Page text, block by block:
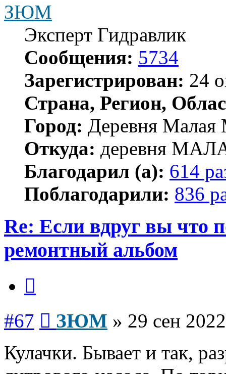
ЗЮМ
Эксперт Гидравлик
Сообщения: 5734
Зарегистрирован: 24
Страна, Регион,
Город: Деревня Малая
Откуда: деревня
Благодарил (а): 614
Поблагодарили: 836
Re: Если вдруг вы что
ремонтный альбом
#67 ЗЮМ » 29 сен
Кулачки. Бывает и так,